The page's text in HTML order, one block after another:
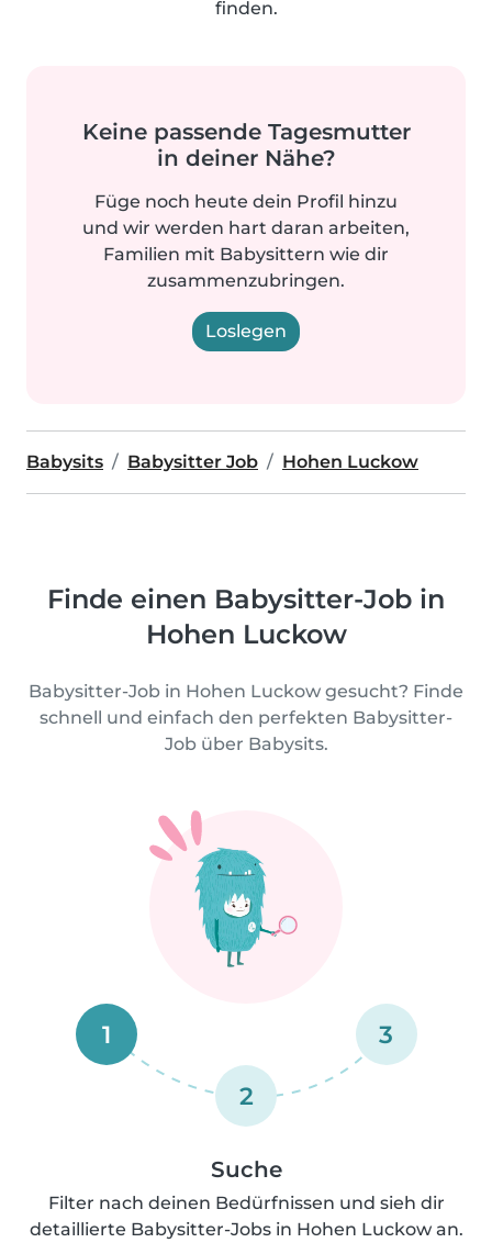
finden.
Keine passende Tagesmutter
in deiner Nähe?
Füge noch heute dein Profil hinzu
und wir werden hart daran arbeiten,
Familien mit Babysittern wie dir
zusammenzubringen.
Loslegen
Babysits Babysitter Job Hohen Luckow
Finde einen Babysitter-Job in
Hohen Luckow
Babysitter-Job in Hohen Luckow gesucht? Finde
schnell und einfach den perfekten Babysitter-
Job über Babysits.
1
2
3
Suche
Filter nach deinen Bedürfnissen und sieh dir
detaillierte Babysitter-Jobs in Hohen Luckow an.